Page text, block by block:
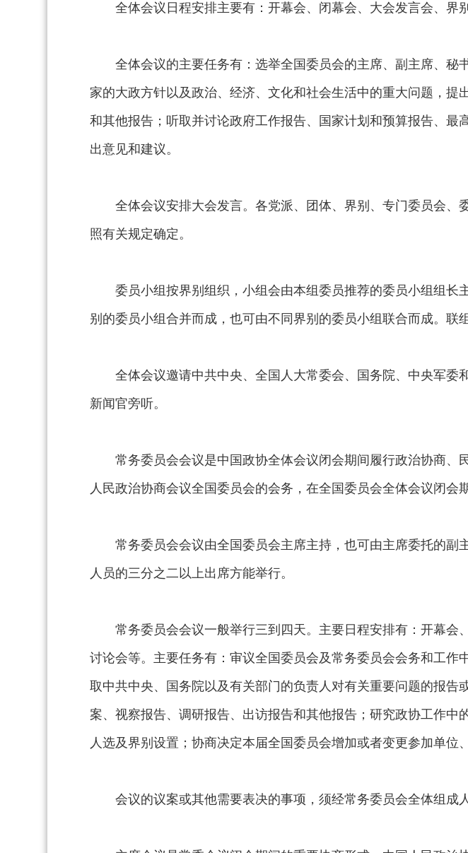
全体会议日程安排主要有：开幕会、闭幕会、大会发言会、界
全体会议的主要任务有：选举全国委员会的主席、副主席、
家的大政方针以及政治、经济、文化和社会生活中的重大问题，
和其他报告；听取并讨论政府工作报告、国家计划和预算报告、
出意见和建议。
全体会议安排大会发言。各党派、团体、界别、专门委员会
照有关规定确定。
委员小组按界别组织，小组会由本组委员推荐的委员小组组
别的委员小组合并而成，也可由不同界别的委员小组联合而成。联
全体会议邀请中共中央、全国人大常委会、国务院、中央军
新闻官旁听。
常务委员会会议是中国政协全体会议闭会期间履行政治协商
人民政治协商会议全国委员会的会务，在全国委员会全体会议闭会
常务委员会会议由全国委员会主席主持，也可由主席委托的
人员的三分之二以上出席方能举行。
常务委员会会议一般举行三到四天。主要日程安排有：开幕
讨论会等。主要任务有：审议全国委员会及常务委员会会务和工
取中共中央、国务院以及有关部门的负责人对有关重要问题的报
案、视察报告、调研报告、出访报告和其他报告；研究政协工作
人选及界别设置；协商决定本届全国委员会增加或者变更参加单位
会议的议案或其他需要表决的事项，须经常务委员会全体组成